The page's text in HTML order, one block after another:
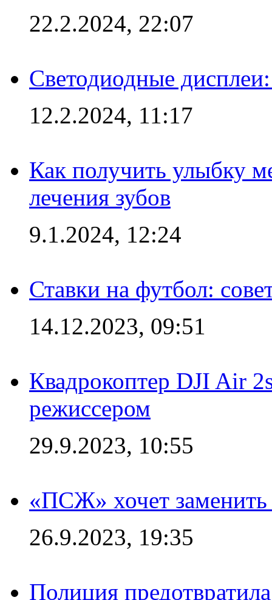
22.2.2024, 22:07
Светодиодные
12.2.2024, 11:17
Как получить улыбку
лечения зубов
9.1.2024, 12:24
Ставки на футбол:
14.12.2023, 09:51
Квадрокоптер DJI Air
режиссером
29.9.2023, 10:55
«ПСЖ» хочет
26.9.2023, 19:35
Полиция